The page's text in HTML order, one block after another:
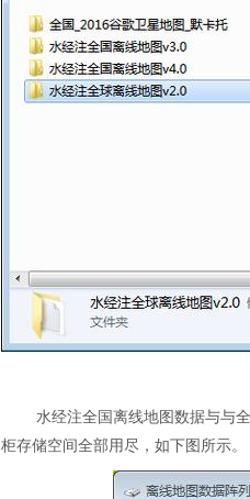
水经注全国离线地图数据与与
柜存储空间全部用尽，如下图所示。